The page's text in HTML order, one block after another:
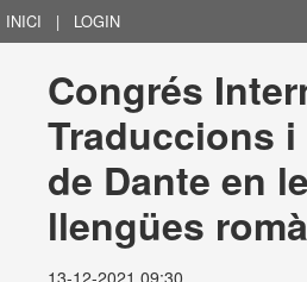
INICI | LOGIN
Congrés
Traduccions
de Dante en
llengües
13-12-2021 09:30